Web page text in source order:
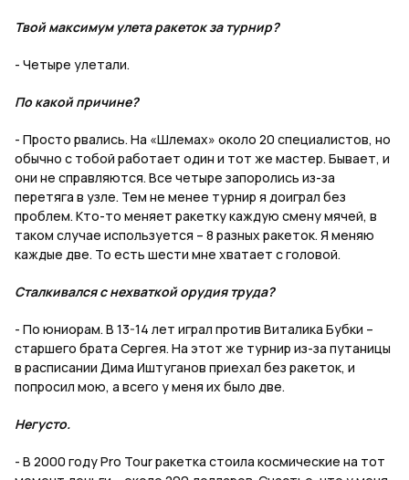
Твой максимум улета ракеток за турнир?
- Четыре улетали.
По какой причине?
- Просто рвались. На «Шлемах» около 20 специалистов, но
обычно с тобой работает один и тот же мастер. Бывает, и
они не справляются. Все четыре запоролись из-за
перетяга в узле. Тем не менее турнир я доиграл без
проблем. Кто-то меняет ракетку каждую смену мячей, в
таком случае используется – 8 разных ракеток. Я меняю
каждые две. То есть шести мне хватает с головой.
Сталкивался с нехваткой орудия труда?
- По юниорам. В 13-14 лет играл против Виталика Бубки –
старшего брата Сергея. На этот же турнир из-за путаницы
в расписании Дима Иштуганов приехал без ракеток, и
попросил мою, а всего у меня их было две.
Негусто.
- В 2000 году Pro Tour ракетка стоила космические на тот